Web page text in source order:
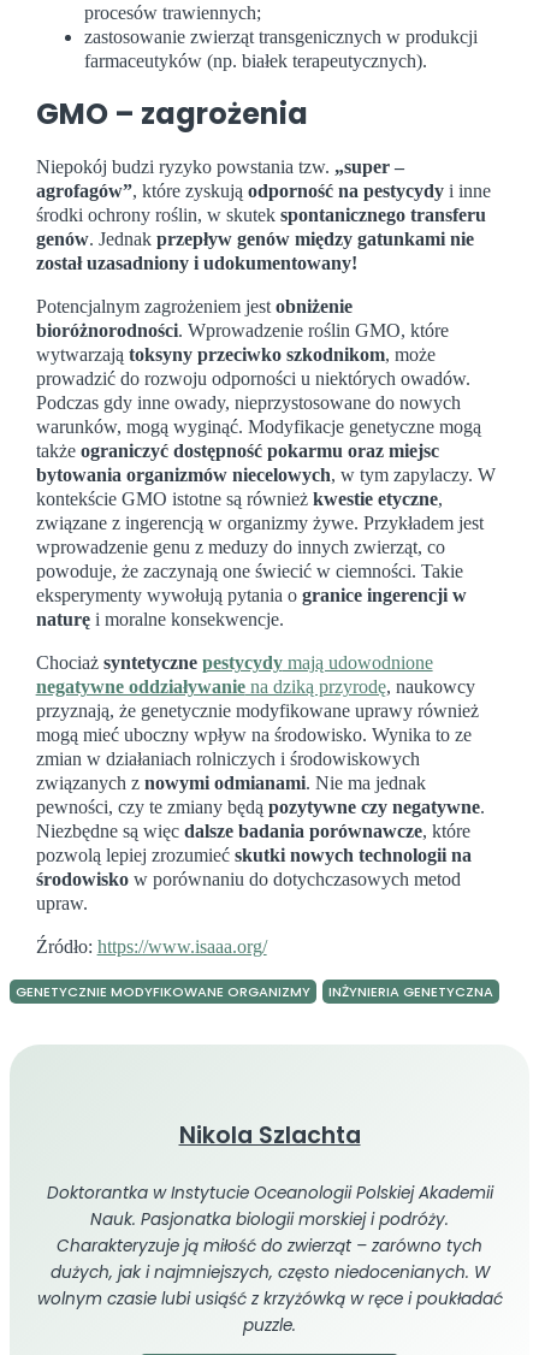
procesów trawiennych;
zastosowanie zwierząt transgenicznych w produkcji
farmaceutyków (np. białek terapeutycznych).
GMO – zagrożenia
Niepokój budzi ryzyko powstania tzw. „super –
agrofagów”, które zyskują odporność na pestycydy i inne
środki ochrony roślin, w skutek spontanicznego transferu
genów. Jednak przepływ genów między gatunkami nie
został uzasadniony i udokumentowany!
Potencjalnym zagrożeniem jest obniżenie
bioróżnorodności. Wprowadzenie roślin GMO, które
wytwarzają toksyny przeciwko szkodnikom, może
prowadzić do rozwoju odporności u niektórych owadów.
Podczas gdy inne owady, nieprzystosowane do nowych
warunków, mogą wyginąć. Modyfikacje genetyczne mogą
także ograniczyć dostępność pokarmu oraz miejsc
bytowania organizmów niecelowych, w tym zapylaczy. W
kontekście GMO istotne są również kwestie etyczne,
związane z ingerencją w organizmy żywe. Przykładem jest
wprowadzenie genu z meduzy do innych zwierząt, co
powoduje, że zaczynają one świecić w ciemności. Takie
eksperymenty wywołują pytania o granice ingerencji w
naturęi moralne konsekwencje.
Chociaż syntetyczne pestycydymają udowodnione
negatywne oddziaływaniena dziką przyrodę, naukowcy
przyznają, że genetycznie modyfikowane uprawy również
mogą mieć uboczny wpływ na środowisko. Wynika to ze
zmian w działaniach rolniczych i środowiskowych
związanych z nowymi odmianami. Nie ma jednak
pewności, czy te zmiany będą pozytywne czy negatywne.
Niezbędne są więc dalsze badania porównawcze, które
pozwolą lepiej zrozumieć skutki nowych technologii na
środowiskow porównaniu do dotychczasowych metod
upraw.
Źródło: https://www.isaaa.org/
GENETYCZNIE MODYFIKOWANE ORGANIZMY INŻYNIERIA GENETYCZNA
Nikola Szlachta
Doktorantka w Instytucie Oceanologii Polskiej Akademii
Nauk. Pasjonatka biologii morskiej i podróży.
Charakteryzuje ją miłość do zwierząt – zarówno tych
dużych, jak i najmniejszych, często niedocenianych. W
wolnym czasie lubi usiąść z krzyżówką w ręce i poukładać
puzzle.